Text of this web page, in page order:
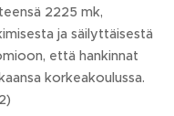
2225 mk,
ja säilyttäisestä
että hankinnat
korkeakoulussa.